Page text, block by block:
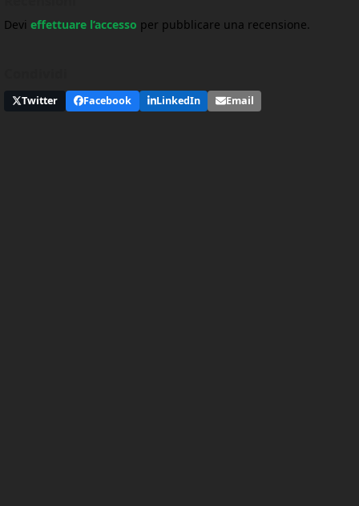
Devi effettuare l’accesso per pubblicare una recensione.
Twitter Facebook LinkedIn Email